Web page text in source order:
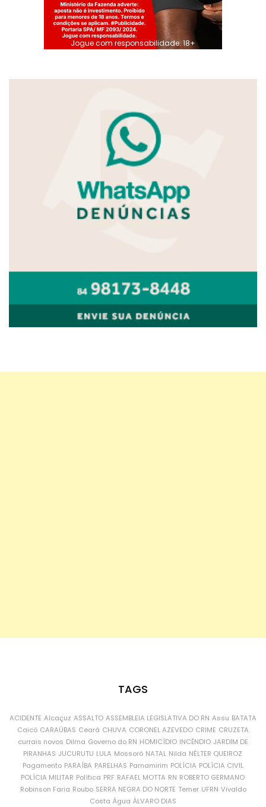
Jogue com responsabilidade. 18+
TAGS
ACIDENTE Alcaçuz ASSALTO ASSEMBLEIA LEGISLATIVA DO RN Assu BATATA
Caicó CARAÚBAS Ceará CHUVA CORONEL AZEVEDO CRIME CRUZETA
currais novos Dilma Governo do RN HOMICÍDIO INCÊNDIO JARDIM DE
PIRANHAS JUCURUTU LULA Mossoró NATAL Nilda NÉLTER QUEIROZ
Pagamento PARAÍBA PARELHAS Parnamirim POLÍCIA POLÍCIA CIVIL
POLÍCIA MILITAR Política PRF RAFAEL MOTTA RN ROBERTO GERMANO
Robinson Faria Roubo SERRA NEGRA DO NORTE Temer UFRN Vivaldo
Costa Água ÁLVARO DIAS